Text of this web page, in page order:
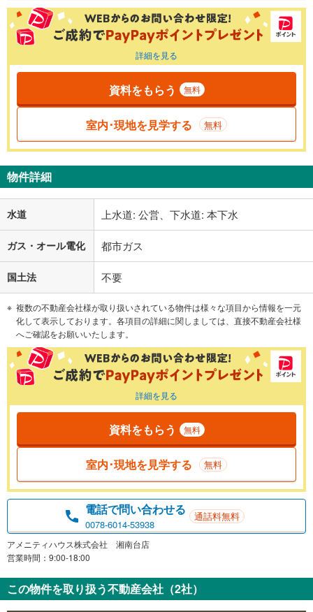
詳細を見る
資料をもらう 無料
室内･現地を見学する 無料
物件詳細
水道 上水道: 公営、下水道: 本下水
ガス・オール電化 都市ガス
国土法 不要
複数の不動産会社様が取り扱いされている物件は様々な項目から情報を一元
化して表示しております。各項目の詳細に関しましては、直接不動産会社様
へご確認をお願いいたします。
詳細を見る
資料をもらう 無料
室内･現地を見学する 無料
電話で問い合わせる
0078-6014-53938
通話料無料
アメニティハウス株式会社 湘南台店
営業時間：9:00-18:00
この物件を取り扱う不動産会社（2社）